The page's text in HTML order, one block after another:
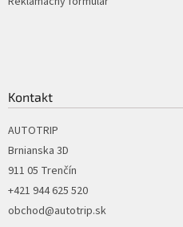
Kontakt
AUTOTRIP
Brnianska 3D
911 05 Trenčín
+421 944 625 520
obchod@autotrip.sk